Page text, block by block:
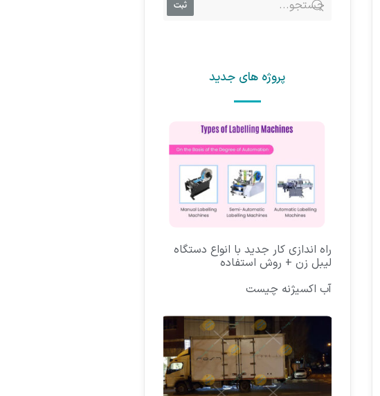
ثبت
پروژه های جدید
راه اندازی کار جدید با انواع دستگاه
لیبل زن + روش استفاده
آب اکسیژنه چیست